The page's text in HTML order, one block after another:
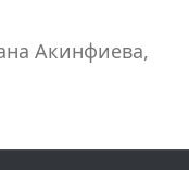
Акинфиева,